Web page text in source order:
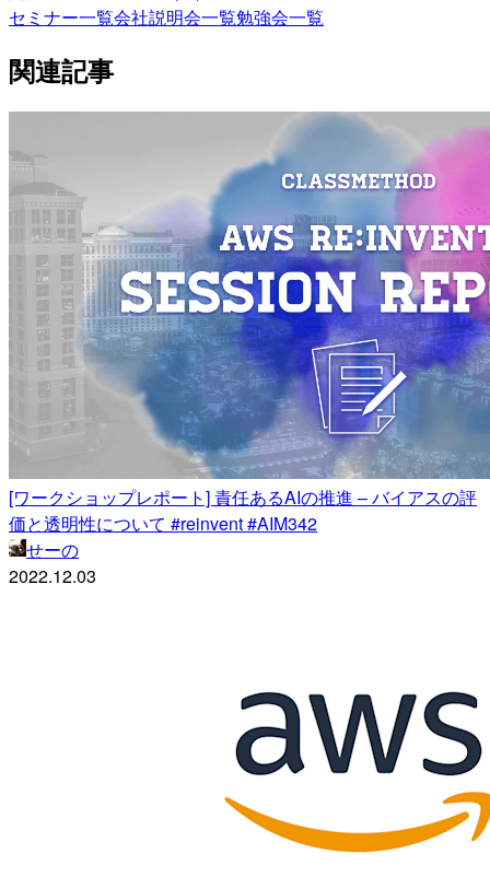
セミナー一覧会社説明会一覧勉強会一覧
関連記事
[ワークショップレポート] 責任あるAIの推進 – バイアスの評
価と透明性について #reinvent #AIM342
せーの
2022.12.03